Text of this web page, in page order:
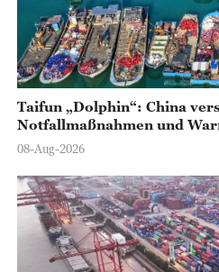
Taifun „Dolphin“: China
Notfallmaßnahmen und
08-Aug-2026